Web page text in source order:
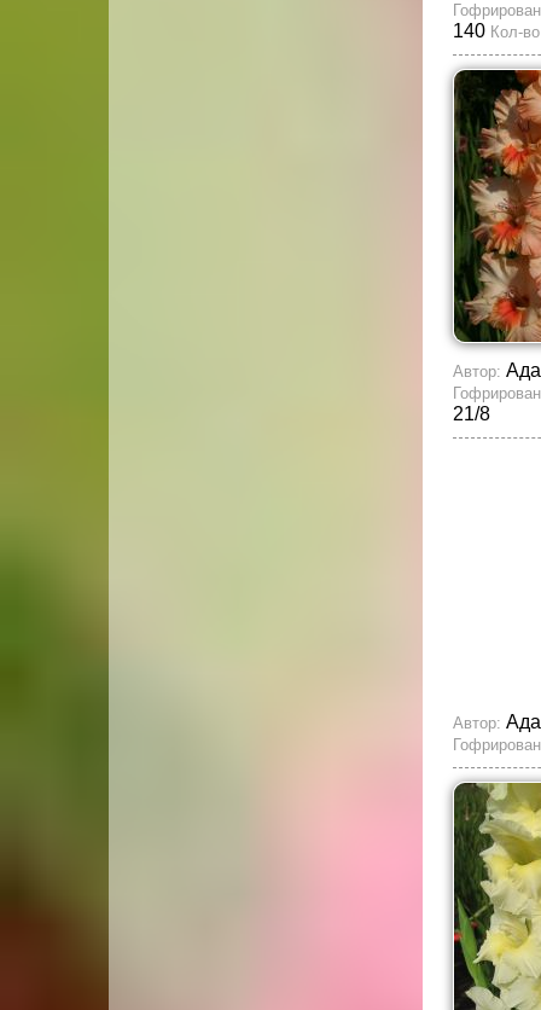
140 Кол-
Автор:
21/8
Автор: